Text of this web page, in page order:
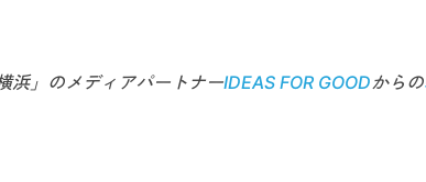
浜」のメディアパートナーIDEAS FOR GOODからの